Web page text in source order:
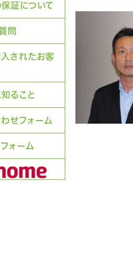
証について
問
されたお客
ること
せフォーム
ォーム